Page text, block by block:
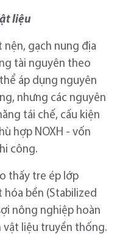
liệu
nện, gạch nung địa
tài nguyên theo
áp dụng nguyên
nhưng các nguyên
tái chế, cấu kiện
hợp NOXH - vốn
công.
thấy tre ép lớp
bền (Stabilized
nông nghiệp hoàn
liệu truyền thống.